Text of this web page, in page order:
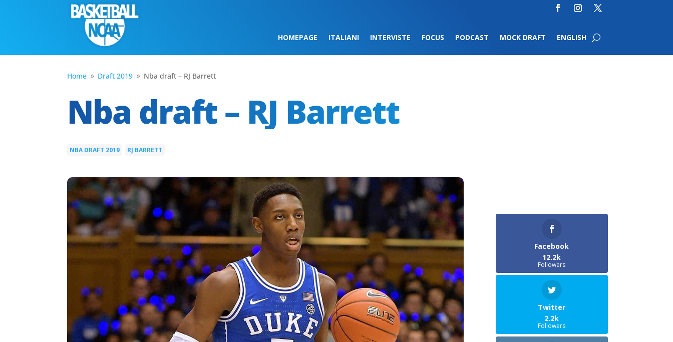
HOMEPAGE ITALIANI INTERVISTE FOCUS PODCAST MOCK DRAFT ENGLISH
Home 9 Draft 2019 9 Nba draft – RJ Barrett
Nba draft – RJ Barrett
NBA DRAFT 2019 RJ BARRETT
Facebook
12.2k
Followers
Twitter
2.2k
Followers